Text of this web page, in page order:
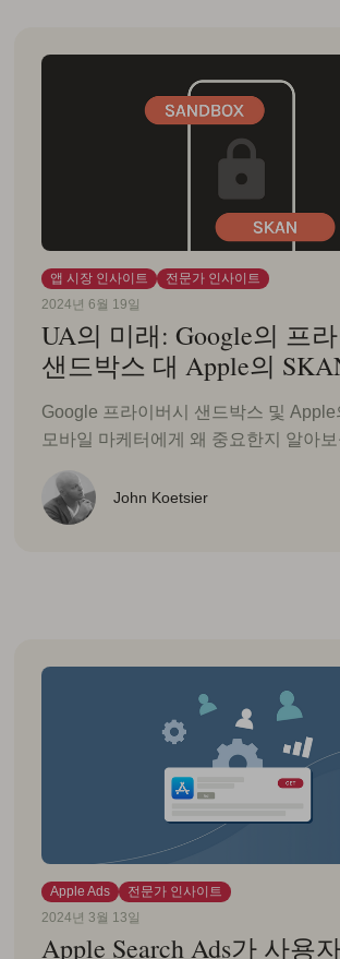
앱 시장 인사이트
전문가 인사이트
2024년 6월 19일
UA의 미래: Google의 프
샌드박스 대 Apple의
Google 프라이버시 샌드박스 및 Apple
모바일 마케터에게 왜 중요한지 알아
John Koetsier
Apple Ads
전문가 인사이트
2024년 3월 13일
Apple Search Ads가 사용